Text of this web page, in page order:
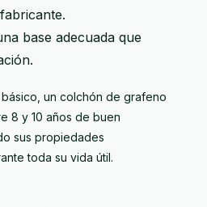
base adecuada que
un colchón de grafeno
8 y 10 años de buen
sus propiedades
toda su vida útil.